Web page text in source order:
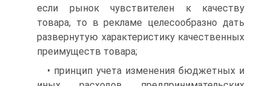
если рынок чувствителен к качеству
товара, то в рекламе целесообразно дать
развернутую характеристику качественных
преимуществ товара;
• принцип учета изменения бюджетных и